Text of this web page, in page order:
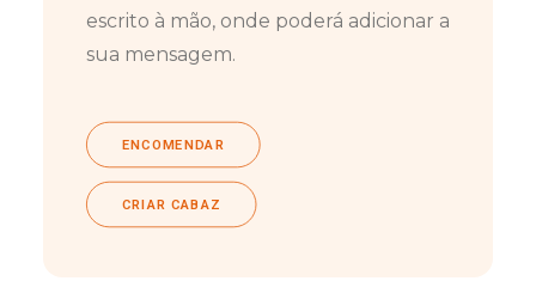
escrito à mão, onde poderá adicionar a
sua mensagem.
ENCOMENDAR
CRIAR CABAZ